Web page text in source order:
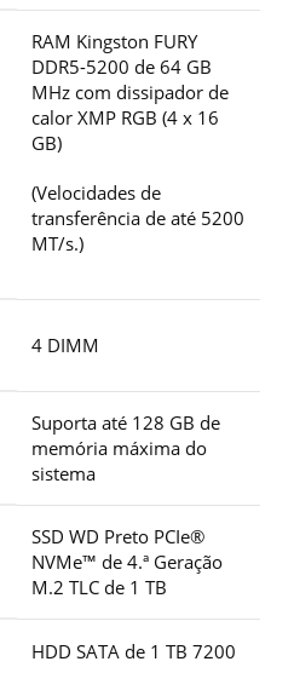
RAM Kingston FURY
DDR5-5200 de 64 GB
MHz com dissipador de
calor XMP RGB (4 x 16
GB)
(Velocidades de
transferência de até 5200
MT/s.)
4 DIMM
Suporta até 128 GB de
memória máxima do
sistema
SSD WD Preto PCIe®
NVMe™ de 4.ª Geração
M.2 TLC de 1 TB
HDD SATA de 1 TB 7200